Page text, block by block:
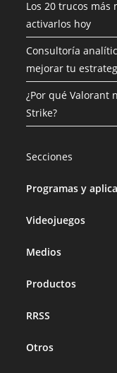
Los 20 trucos más
activarlos hoy
Consultoría
mejorar tu
¿Por qué Valorant
Strike?
Secciones
Programas y
Videojuegos
Medios
Productos
RRSS
Otros